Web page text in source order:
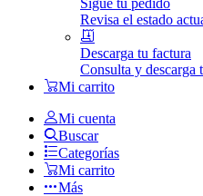
Revisa el estado
Descarga tu factura
Consulta y descarga
Mi carrito
Mi cuenta
Buscar
Categorías
Mi carrito
Más